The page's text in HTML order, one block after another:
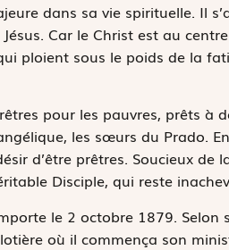
dans sa vie spirituelle. Il
Car le Christ est au
ploient sous le poids de la
pour les pauvres, prêts à
les sœurs du Prado.
d’être prêtres. Soucieux de
Disciple, qui reste
le 2 octobre 1879.
où il commença son